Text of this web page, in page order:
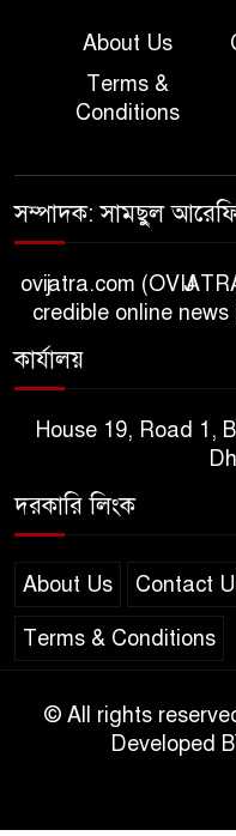
About Us
Terms &
Conditions
সম্পাদক: সামছুল
ovijatra.com
credible online
কার্যালয়
House 19, Road 1,
দরকারি লিংক
About Us Contact
Terms & Conditions
© All rights
Developed